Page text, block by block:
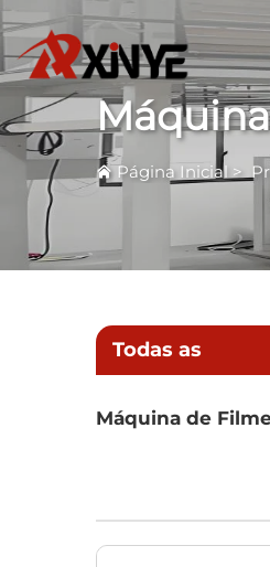
Página Inicial >
Todas as
Máquina de